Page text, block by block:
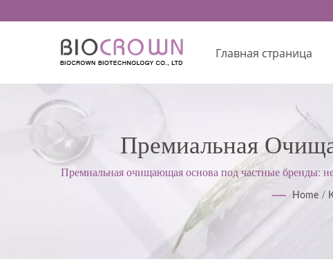
Главная страница
Премиальная
Высокопенное
Индивидуальные
Премиальная очищающая основа под частные бренды:
средств по уходу за кожей. Мы следуем стандартам
Home /